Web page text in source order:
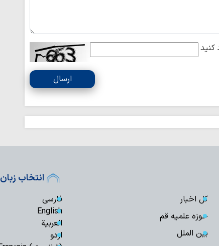
کنید
ارسال
کل اخبار
حوزه علمیه قم
بین الملل
انتخاب زبان
فارسی
English
العربیة
اردو